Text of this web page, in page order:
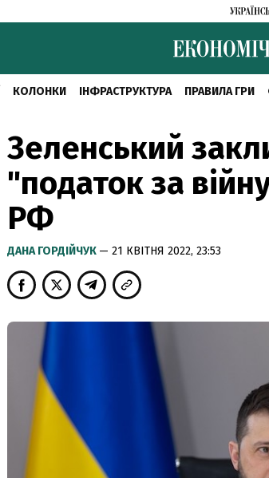
КОЛОНКИ ІНФРАСТРУКТУРА ПРАВИЛА ГРИ
Зеленський
"податок за
РФ
ДАНА ГОРДІЙЧУК — 21 КВІТНЯ 2022, 23:53